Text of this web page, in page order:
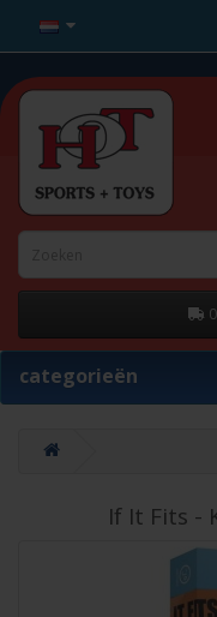
categorieën
If It Fits -